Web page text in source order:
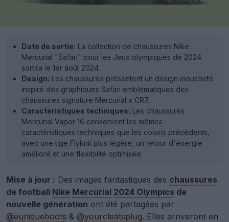
Date de sortie: La collection de chaussures Nike
Mercurial "Safari" pour les Jeux olympiques de 2024
sortira le 1er août 2024.
Design: Les chaussures présentent un design moucheté
inspiré des graphiques Safari emblématiques des
chaussures signature Mercurial x CR7.
Caractéristiques techniques: Les chaussures
Mercurial Vapor 16 conservent les mêmes
caractéristiques techniques que les coloris précédents,
avec une tige Flyknit plus légère, un retour d'énergie
amélioré et une flexibilité optimisée.
Mise à jour : Des images fantastiques des chaussures
de football Nike Mercurial 2024 Olympics de
nouvelle génération ont été partagées par
@euniqueboots & @yourcleatsplug. Elles arriveront en